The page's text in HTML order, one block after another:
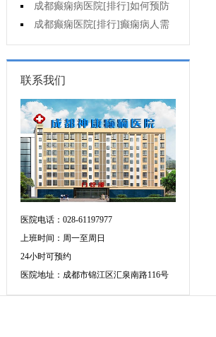
能预防癫痫发作吗?
成都癫痫病医院[排行]如何预防
儿童癫痫?
成都癫痫医院[排行]癫痫病人需
要注意些什么
联系我们
医院电话：028-61197977
上班时间：周一至周日
24小时可预约
医院地址：成都市锦江区汇泉南路116号